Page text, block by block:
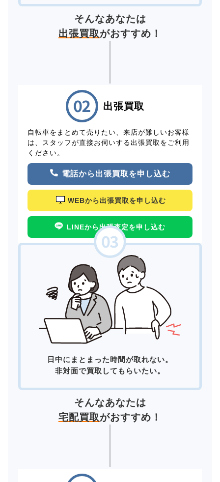
そんなあなたは
出張買取がおすすめ！
出張買取
自転車をまとめて売りたい、来店が難しいお客様
は、スタッフが直接お伺いする出張買取をご利用
ください。
電話から出張買取を申し込む
WEBから出張買取を申し込む
LINEから出張査定を申し込む
日中にまとまった時間が取れない。
非対面で買取してもらいたい。
そんなあなたは
宅配買取がおすすめ！